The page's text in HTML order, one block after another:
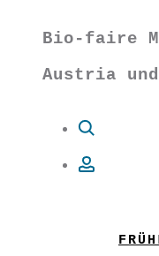
Bio-faire
Austria und